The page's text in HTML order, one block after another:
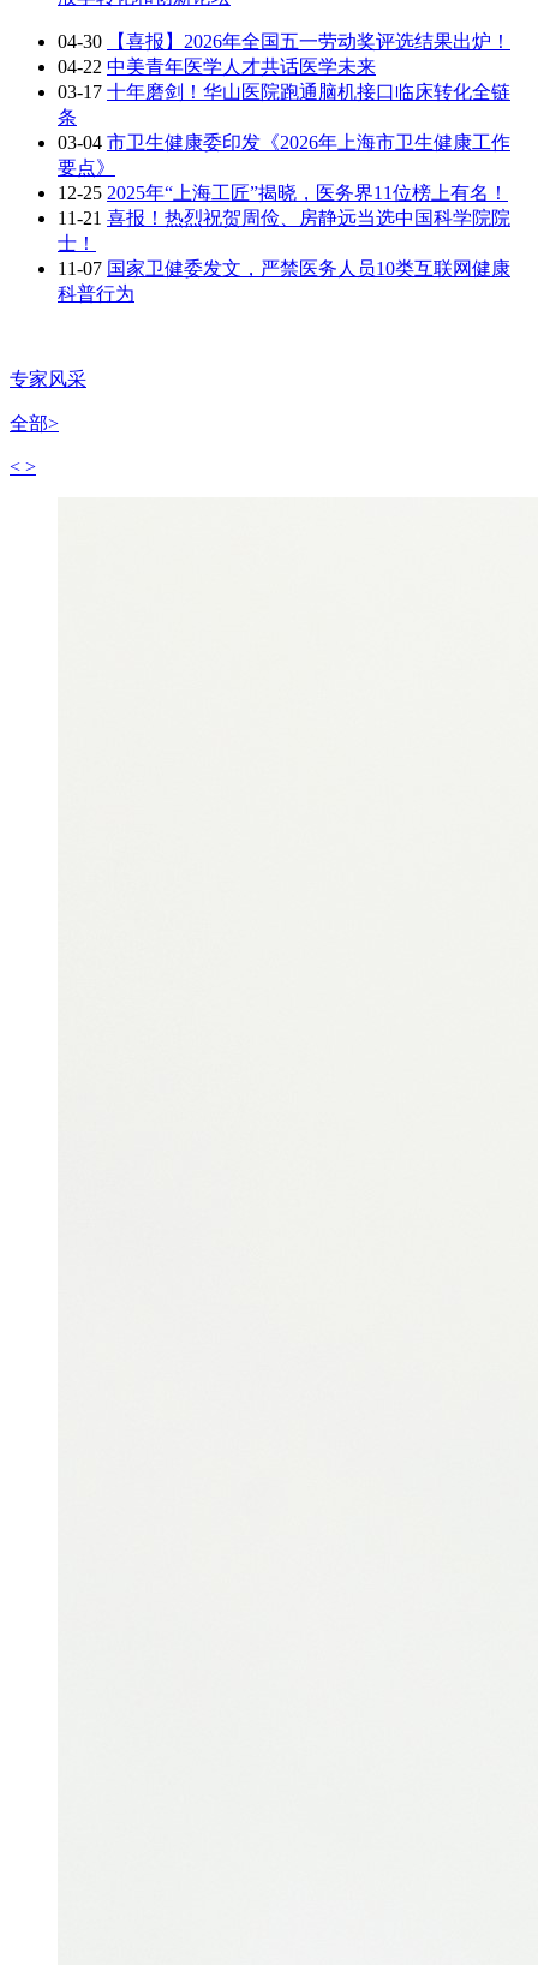
04-30
【喜报】2026年全国五一劳动奖评选结果出炉！
04-22 中美青年医学人才共话医学未来
03-17 十年磨剑！华山医院跑通脑机接口临床转化全链
条
03-04 市卫生健康委印发《2026年上海市卫生健康工作
要点》
12-25 2025年“上海工匠”揭晓，医务界11位榜上有名！
11-21 喜报！热烈祝贺周俭、房静远当选中国科学院院
士！
11-07 国家卫健委发文，严禁医务人员10类互联网健康
科普行为
专家风采
全部>
< >